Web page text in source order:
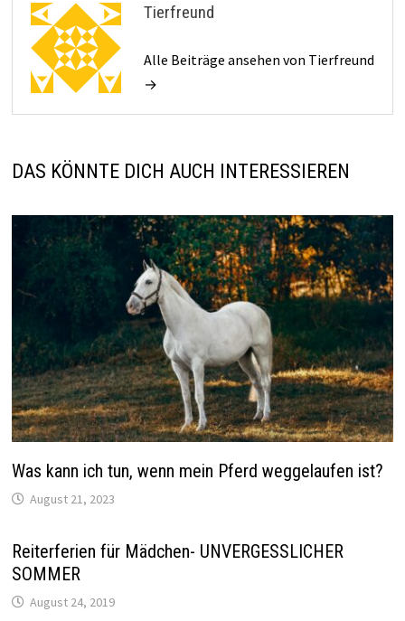
Tierfreund
Alle Beiträge ansehen von Tierfreund
→
DAS KÖNNTE DICH AUCH INTERESSIEREN
Was kann ich tun, wenn mein Pferd weggelaufen ist?
August 21, 2023
Reiterferien für Mädchen- UNVERGESSLICHER
SOMMER
August 24, 2019